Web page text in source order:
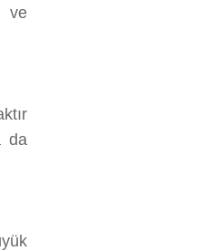
ve
da